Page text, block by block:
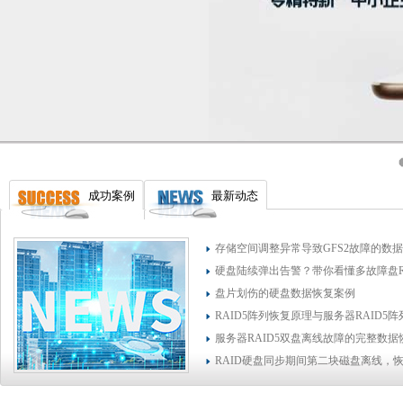
成功案例 最新动态
存储空间调整异常导致GFS2故障的数
硬盘陆续弹出告警？带你看懂多故障盘
盘片划伤的硬盘数据恢复案例
RAID5阵列恢复原理与服务器RAID5阵
服务器RAID5双盘离线故障的完整数据
RAID硬盘同步期间第二块磁盘离线，